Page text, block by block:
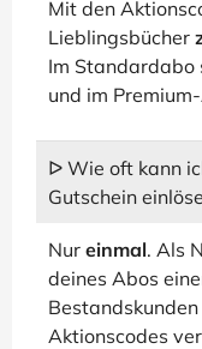
Mit den
Lieblingsbücher
Im Standardabo
und im
ᐅ Wie oft kann
Gutschein
Nur einmal. Als
deines Abos
Aktionscodes